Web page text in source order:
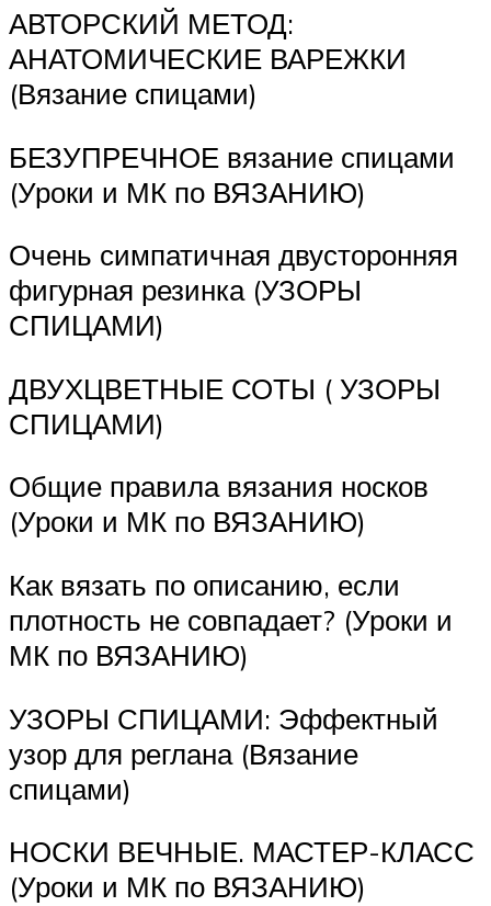
АВТОРСКИЙ МЕТОД:
АНАТОМИЧЕСКИЕ ВАРЕЖКИ
(Вязание спицами)
БЕЗУПРЕЧНОЕ вязание спицами
(Уроки и МК по ВЯЗАНИЮ)
Очень симпатичная двусторонняя
фигурная резинка (УЗОРЫ
СПИЦАМИ)
ДВУХЦВЕТНЫЕ СОТЫ ( УЗОРЫ
СПИЦАМИ)
Общие правила вязания носков
(Уроки и МК по ВЯЗАНИЮ)
Как вязать по описанию, если
плотность не совпадает? (Уроки и
МК по ВЯЗАНИЮ)
УЗОРЫ СПИЦАМИ: Эффектный
узор для реглана (Вязание
спицами)
НОСКИ ВЕЧНЫЕ. МАСТЕР-КЛАСС
(Уроки и МК по ВЯЗАНИЮ)